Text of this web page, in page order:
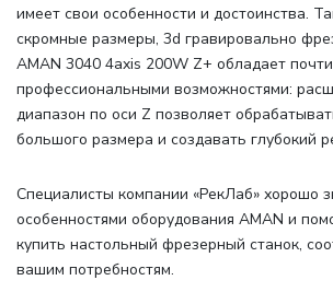
имеет свои особенности и достоинства.
скромные размеры, 3d гравировально
AMAN 3040 4axis 200W Z+ обладает почти
профессиональными возможностями:
диапазон по оси Z позволяет
большого размера и создавать глубокий
Специалисты компании «РекЛаб» хорошо
особенностями оборудования AMAN и
купить настольный фрезерный станок,
вашим потребностям.